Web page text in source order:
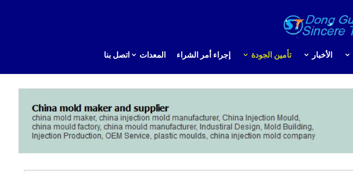
الأخبار تأمين الجودة إجراء أمر الشراء المعدات اتصل بنا